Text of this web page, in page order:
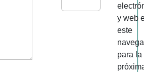
y web
este
para la